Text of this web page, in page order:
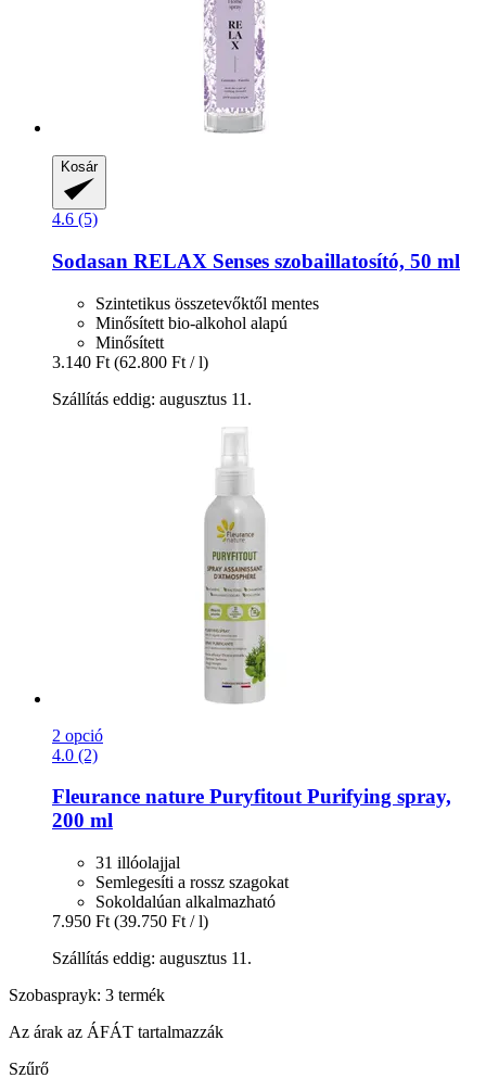
Kosár
4.6 (5)
Sodasan RELAX Senses szobaillatosító, 50 ml
Szintetikus összetevőktől mentes
Minősített bio-alkohol alapú
Minősített
3.140 Ft (62.800 Ft / l)
Szállítás eddig: augusztus 11.
2 opció
4.0 (2)
Fleurance nature Puryfitout Purifying spray,
200 ml
31 illóolajjal
Semlegesíti a rossz szagokat
Sokoldalúan alkalmazható
7.950 Ft (39.750 Ft / l)
Szállítás eddig: augusztus 11.
Szobasprayk: 3 termék
Az árak az ÁFÁT tartalmazzák
Szűrő